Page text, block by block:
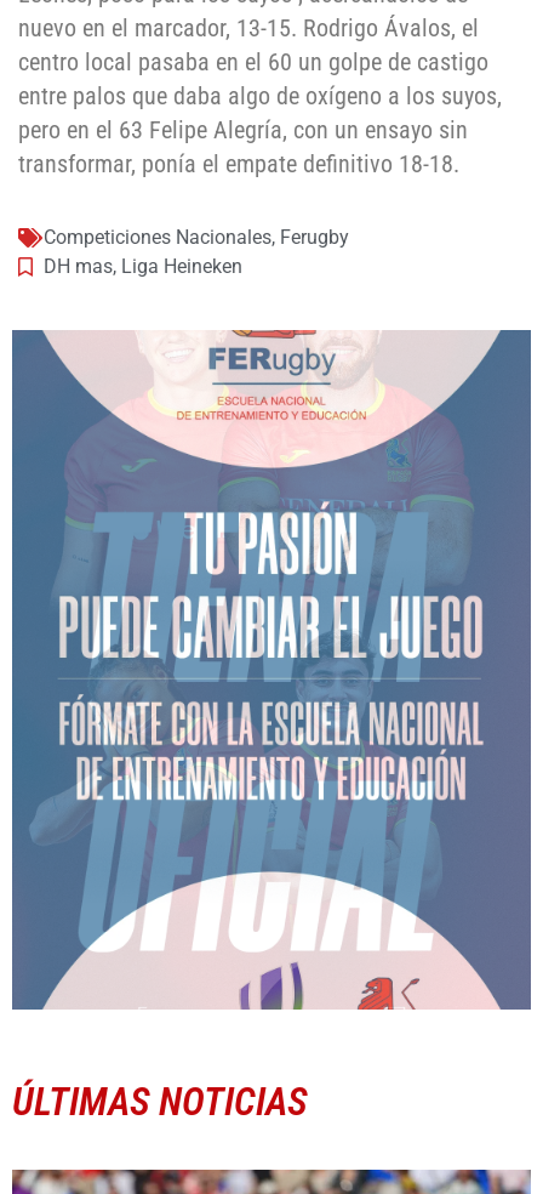
nuevo en el marcador, 13-15. Rodrigo Ávalos, el
centro local pasaba en el 60 un golpe de castigo
entre palos que daba algo de oxígeno a los suyos,
pero en el 63 Felipe Alegría, con un ensayo sin
transformar, ponía el empate definitivo 18-18.
Competiciones Nacionales, Ferugby
DH mas, Liga Heineken
ÚLTIMAS NOTICIAS